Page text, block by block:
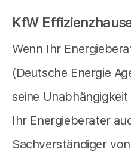
KfW
Wenn Ihr
(Deutsche Energie
seine
Ihr Energieberater
Sachverständiger